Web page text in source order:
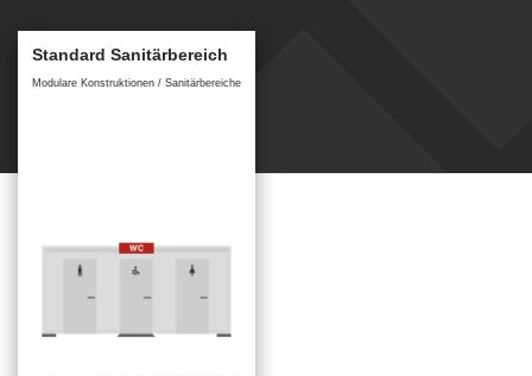
Standard Sanitärbereich
Modulare Konstruktionen / Sanitärbereiche